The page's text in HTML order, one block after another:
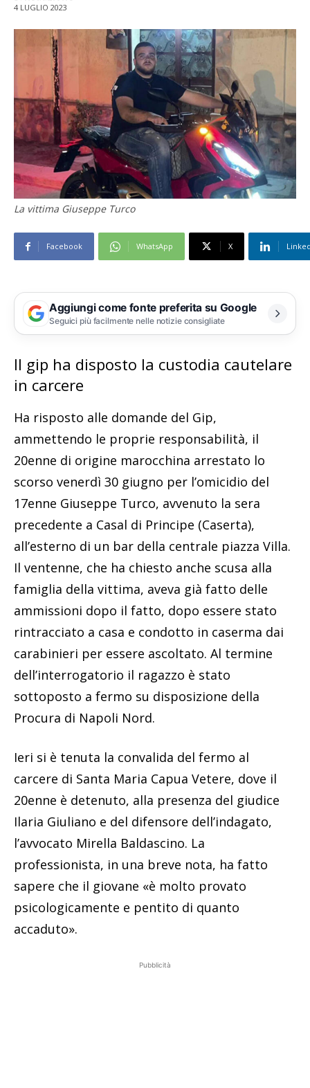
4 LUGLIO 2023
La vittima Giuseppe Turco
Facebook WhatsApp X
Aggiungi come fonte preferita su Google
Seguici più facilmente nelle notizie consigliate
Il gip ha disposto la custodia cautelare
in carcere
Ha risposto alle domande del Gip,
ammettendo le proprie responsabilità, il
20enne di origine marocchina arrestato lo
scorso venerdì 30 giugno per l’omicidio del
17enne Giuseppe Turco, avvenuto la sera
precedente a Casal di Principe (Caserta),
all’esterno di un bar della centrale piazza Villa.
Il ventenne, che ha chiesto anche scusa alla
famiglia della vittima, aveva già fatto delle
ammissioni dopo il fatto, dopo essere stato
rintracciato a casa e condotto in caserma dai
carabinieri per essere ascoltato. Al termine
dell’interrogatorio il ragazzo è stato
sottoposto a fermo su disposizione della
Procura di Napoli Nord.
Ieri si è tenuta la convalida del fermo al
carcere di Santa Maria Capua Vetere, dove il
20enne è detenuto, alla presenza del giudice
Ilaria Giuliano e del difensore dell’indagato,
l’avvocato Mirella Baldascino. La
professionista, in una breve nota, ha fatto
sapere che il giovane «è molto provato
psicologicamente e pentito di quanto
accaduto».
Pubblicità